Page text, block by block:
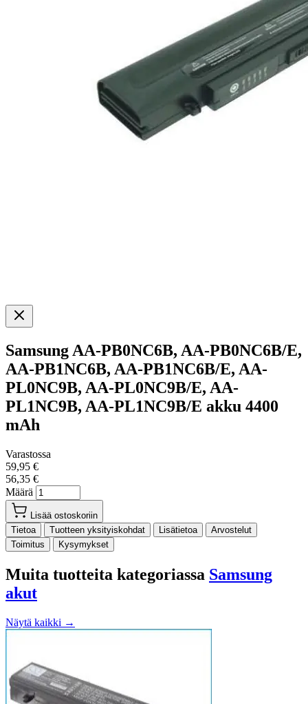
Samsung AA-PB0NC6B, AA-PB0NC6B/E,
AA-PB1NC6B, AA-PB1NC6B/E, AA-
PL0NC9B, AA-PL0NC9B/E, AA-
PL1NC9B, AA-PL1NC9B/E akku 4400
mAh
Varastossa
59,95 €
56,35 €
Määrä
Lisää ostoskoriin
Tietoa
Tuotteen yksityiskohdat Lisätietoa
Arvostelut
Toimitus
Kysymykset
Muita tuotteita kategoriassa Samsung
akut
Näytä kaikki →